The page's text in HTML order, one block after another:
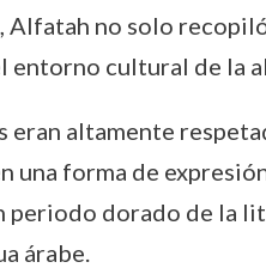
Alfatah no solo
entorno cultural de la
altamente
una forma de
dorado de la
árabe.